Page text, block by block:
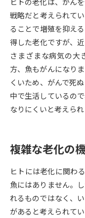
デジタルパンフレット
新学年スタート号特集ペ
（高3生用）
SELFBRAND特集ページ
オープンキャンパス
来場型・Web型イベント
受
戦略だと考えられて
ることで増殖を抑え
得した老化ですが、
さまざまな病気の大
方、魚もがんになり
くいため、がんで死
中で生活しているの
なりにくいと考えられ
複雑な老化の
ヒトには老化に関わ
魚にはありません。
れるものではなく、
があると考えられて